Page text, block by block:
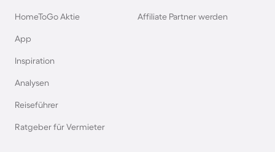
HomeToGo Aktie
App
Inspiration
Analysen
Reiseführer
Ratgeber für Vermieter
Affiliate Partner werden